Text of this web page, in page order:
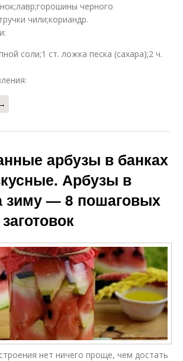
черного
чили;кориандр.
соли;1 ст. ложка песка (сахара);2 ч.
арбузы в банках
Арбузы в
зиму — 8 пошаговых
нет ничего проще, чем достать